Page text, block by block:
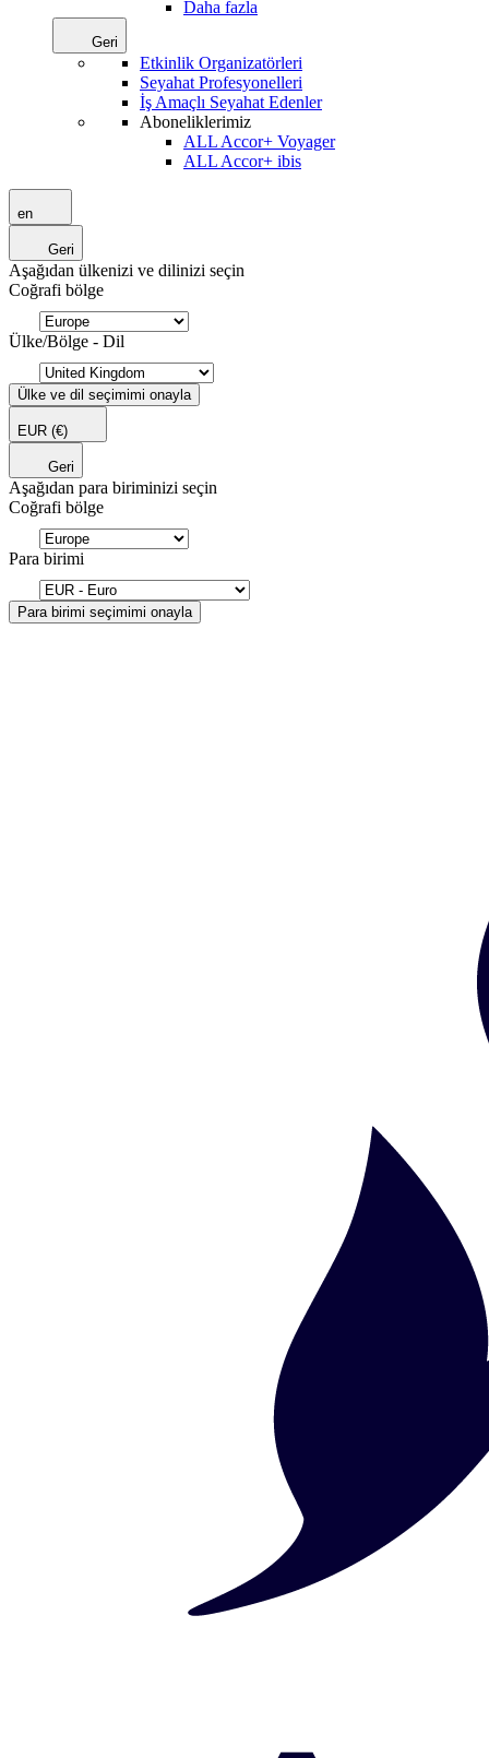
Daha fazla
Geri
Etkinlik Organizatörleri
Seyahat Profesyonelleri
İş Amaçlı Seyahat Edenler
Aboneliklerimiz
ALL Accor+ Voyager
ALL Accor+ ibis
en
Geri
Aşağıdan ülkenizi ve dilinizi seçin
Coğrafi bölge
Ülke/Bölge - Dil
Ülke ve dil seçimimi onayla
EUR (€)
Geri
Aşağıdan para biriminizi seçin
Coğrafi bölge
Para birimi
Para birimi seçimimi onayla